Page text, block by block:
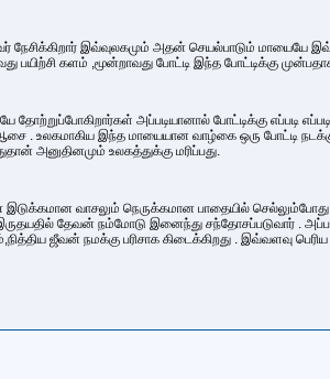
இவ்வுலகமும் அதன் செயல்பாடும் மாயையே
பயிற்சி களம் ,மூன்றாவது போட்டி இந்த போட்டிக்கு
தோற்றுப்போகிறார்கள் அப்படியானால் போட்டிக்கு எப்படி
. உலகமாகிய இந்த மாயையான வாழ்கை ஒரு போட்டி
அனுதினமும் உலகத்துக்கு மரிப்பது.
வாசலும் நெருக்கமான பாதையில்
தேவன் நம்மோடு இனைந்து சந்தோசப்படுவார் .
ஜீவன் நமக்கு பரிசாக கிடைக்கிறது . இவ்வளவு